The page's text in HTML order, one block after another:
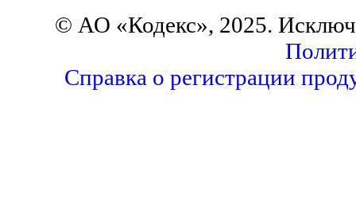
© АО «Кодекс», 2025.
Справка о регистрации